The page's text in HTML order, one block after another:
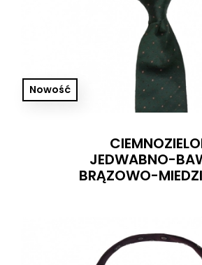
Nowość
JEDWABNO-
BRĄZOWO-